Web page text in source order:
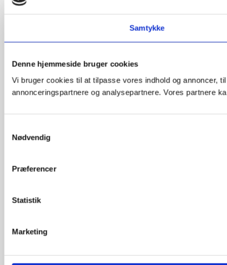
Samtykke
Denne hjemmeside bruger cookies
Vi bruger cookies til at tilpasse vores indhold og annoncer,
annonceringspartnere og analysepartnere. Vores partnere
Nødvendig
Præferencer
Statistik
Marketing